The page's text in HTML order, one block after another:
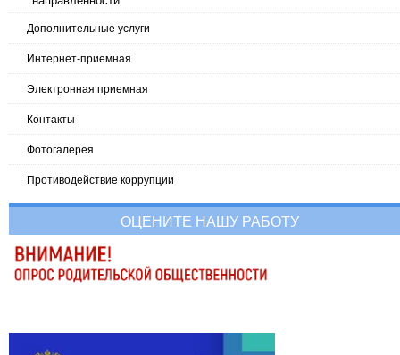
Дополнительные услуги
Интернет-приемная
Электронная приемная
Контакты
Фотогалерея
Противодействие коррупции
ОЦЕНИТЕ НАШУ РАБОТУ